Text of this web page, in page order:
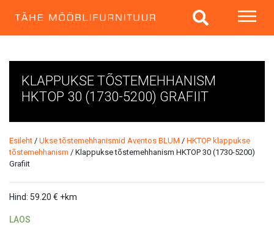
KLAPPUKSE TÕSTEMEHHANISM
HKTOP 30 (1730-5200) GRAFIIT
Esileht / Ukse tõstemehhanismid Aventos BLUM / HKTOP klappukse
tõstemehhanism / Klappukse tõstemehhanism HKTOP 30 (1730-5200)
Grafiit
Hind: 59.20 € +km
LAOS